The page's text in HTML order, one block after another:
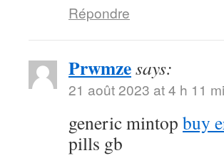
Répondre
Prwmzesays:
21 août 2023 at 4 h 11
generic mintop buy
pills gb